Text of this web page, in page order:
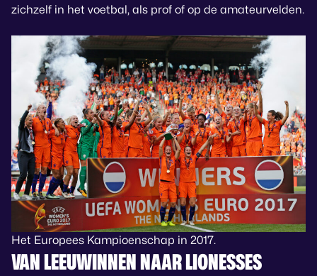
zichzelf in het voetbal, als prof of op de amateurvelden.
Het Europees Kampioenschap in 2017.
VAN LEEUWINNEN NAAR LIONESSES